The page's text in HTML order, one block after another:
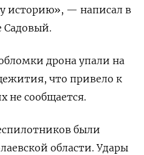
историю», — написал в
Садовый.
дрона упали на
что привело к
не сообщается.
были
области. Удары